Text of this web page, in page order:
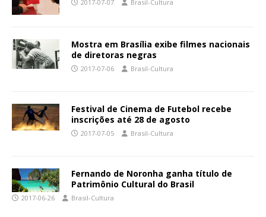
2017-07-07 Brasil-Cultura
Mostra em Brasília exibe filmes nacionais
de diretoras negras
2017-07-06 Brasil-Cultura
Festival de Cinema de Futebol recebe
inscrições até 28 de agosto
2017-07-05 Brasil-Cultura
Fernando de Noronha ganha título de
Patrimônio Cultural do Brasil
2017-06-26 Brasil-Cultura